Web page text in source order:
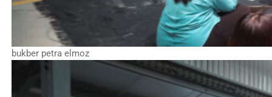
bukber petra elmoz